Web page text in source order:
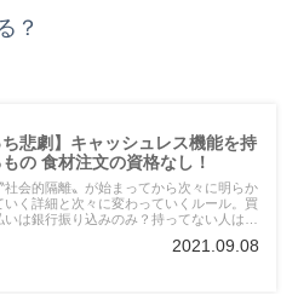
？
ち悲劇】キャッシュレス機能を持
の 食材注文の資格なし！
社会的隔離〟が始まってから次々に明らか
いく詳細と次々に変わっていくルール。買
いは銀行振り込みのみ？持ってない人はど
2021.09.08